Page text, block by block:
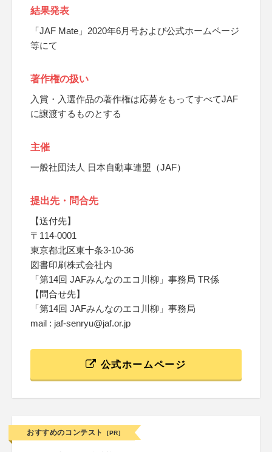
結果発表
「JAF Mate」2020年6月号および公式ホームページ
等にて
著作権の扱い
入賞・入選作品の著作権は応募をもってすべてJAF
に譲渡するものとする
主催
一般社団法人 日本自動車連盟（JAF）
提出先・問合先
【送付先】
〒114-0001
東京都北区東十条3-10-36
図書印刷株式会社内
「第14回 JAFみんなのエコ川柳」事務局 TR係
【問合せ先】
「第14回 JAFみんなのエコ川柳」事務局
mail : jaf-senryu@jaf.or.jp
公式ホームページ
おすすめのコンテスト [PR]